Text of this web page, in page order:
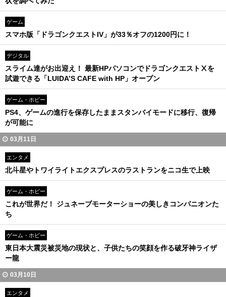
ゲーム
スマホ版「ドラゴンクエストIV」が33％オフの1200円に！
デジタル
スライム達がお出迎え！ 最新HPパソコンでドラゴンクエストⅩを
試遊できる「LUIDA’S CAFE with HP」オープン
ゲーム・ホビー
PS4、ゲームの進行を保存したままスタンバイモードに移行、復帰
が可能に
03月11日
エンタメ
北斗星やトワイライトエクスプレスのラストランをニコ生で上映
ゲーム・ホビー
これが世界だ！ ジュネーブモーターショーの美しきコンパニオンた
ち
ゲーム・ホビー
東日本大震災被災地の現状と、子供たちの笑顔を作る破牙神ライザ
ー龍
03月10日
エンタメ